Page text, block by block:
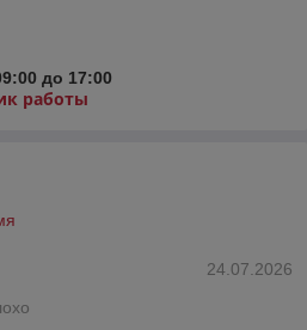
до 17:00
работы
24.07.2026